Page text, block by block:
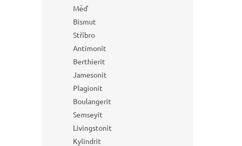
Měď
Bismut
Stříbro
Antimonit
Berthierit
Jamesonit
Plagionit
Boulangerit
Semseyit
Livingstonit
Kylindrit